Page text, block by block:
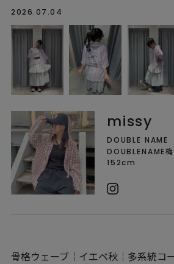
2026.07.04
missy
DOUBLE NAME
DOUBLENAME
152cm
骨格ウェーブ￤イエベ秋￤多系統コ